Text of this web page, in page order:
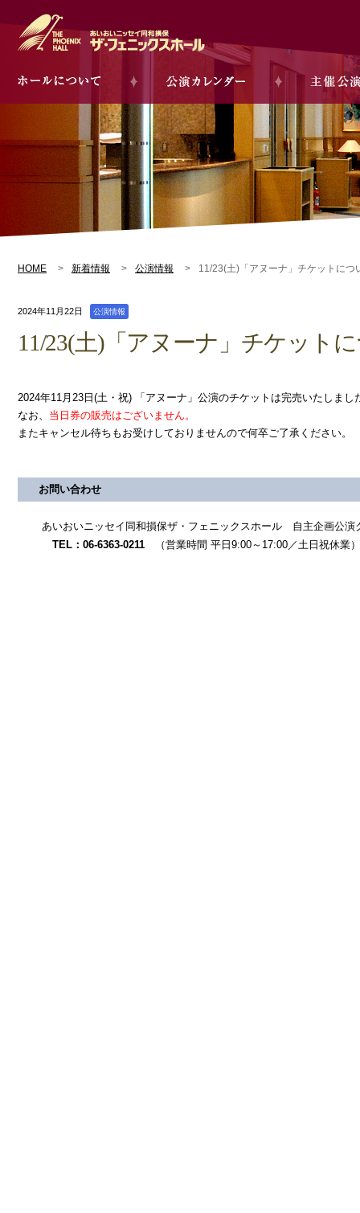
HOME 新着情報 公演情報 11/23(土)「アヌーナ」チケットにつ
2024年11月22日 公演情報
11/23(土)「アヌーナ」チケット
2024年11月23日(土・祝) 「アヌーナ」公演のチケットは完売いたしまし
なお、 当日券の販売はございません。
またキャンセル待ちもお受けしておりませんので何卒ご了承ください。
お問い合わせ
あいおいニッセイ同和損保ザ・フェニックスホール 自主企画公演
TEL：06-6363-0211
（営業時間 平日9:00～17:00／土日祝休業）